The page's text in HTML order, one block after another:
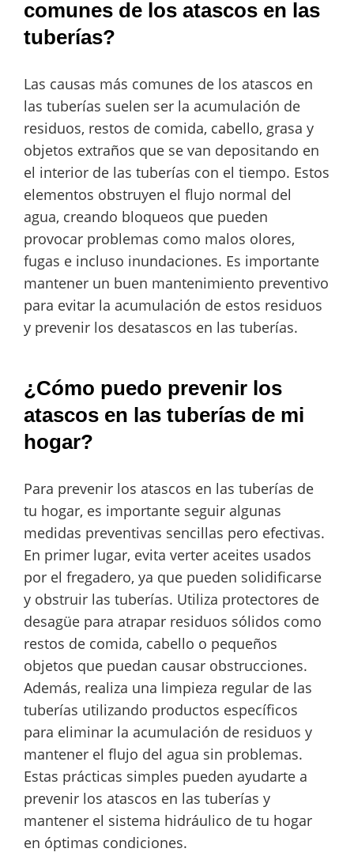
comunes de los atascos en las
tuberías?
Las causas más comunes de los atascos en
las tuberías suelen ser la acumulación de
residuos, restos de comida, cabello, grasa y
objetos extraños que se van depositando en
el interior de las tuberías con el tiempo. Estos
elementos obstruyen el flujo normal del
agua, creando bloqueos que pueden
provocar problemas como malos olores,
fugas e incluso inundaciones. Es importante
mantener un buen mantenimiento preventivo
para evitar la acumulación de estos residuos
y prevenir los desatascos en las tuberías.
¿Cómo puedo prevenir los
atascos en las tuberías de mi
hogar?
Para prevenir los atascos en las tuberías de
tu hogar, es importante seguir algunas
medidas preventivas sencillas pero efectivas.
En primer lugar, evita verter aceites usados
por el fregadero, ya que pueden solidificarse
y obstruir las tuberías. Utiliza protectores de
desagüe para atrapar residuos sólidos como
restos de comida, cabello o pequeños
objetos que puedan causar obstrucciones.
Además, realiza una limpieza regular de las
tuberías utilizando productos específicos
para eliminar la acumulación de residuos y
mantener el flujo del agua sin problemas.
Estas prácticas simples pueden ayudarte a
prevenir los atascos en las tuberías y
mantener el sistema hidráulico de tu hogar
en óptimas condiciones.